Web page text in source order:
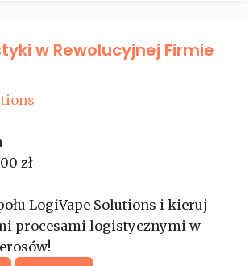
w Rewolucyjnej Firmie
zł
LogiVape Solutions i kieruj
procesami logistycznymi w